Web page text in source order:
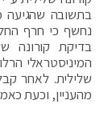
בתשובה שהגיעה
נחשף כי חרף
בדיקת קורונה
המיניסטראלי
שלילית. לאחר
מהעניין, וכעת